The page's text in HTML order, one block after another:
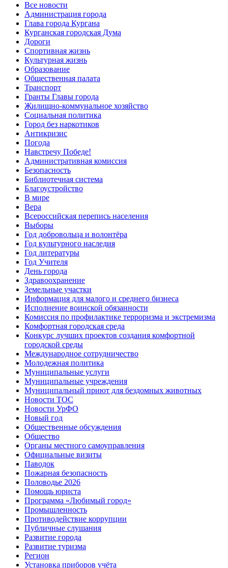
Все новости
Администрация города
Глава города Кургана
Курганская городская Дума
Дороги
Спортивная жизнь
Культурная жизнь
Образование
Общественная палата
Транспорт
Гранты Главы города
Жилищно-коммунальное хозяйство
Социальная политика
Город без наркотиков
Антикризис
Погода
Навстречу Победе!
Административная комиссия
Безопасность
Библиотечная система
Благоустройство
В мире
Вера
Всероссийская перепись населения
Выборы
Год добровольца и волонтёра
Год культурного наследия
Год литературы
Год Учителя
День города
Здравоохранение
Земельные участки
Информация для малого и среднего бизнеса
Исполнение воинской обязанности
Комиссия по профилактике терроризма и экстремизма
Комфортная городская среда
Конкурс лучших проектов создания комфортной
городской среды
Международное сотрудничество
Молодежная политика
Муниципальные услуги
Муниципальные учреждения
Муниципальный приют для бездомных животных
Новости ТОС
Новости УрФО
Новый год
Общественные обсуждения
Общество
Органы местного самоуправления
Официальные визиты
Паводок
Пожарная безопасность
Половодье 2026
Помощь юриста
Программа «Любимый город»
Промышленность
Противодействие коррупции
Публичные слушания
Развитие города
Развитие туризма
Регион
Установка приборов учёта